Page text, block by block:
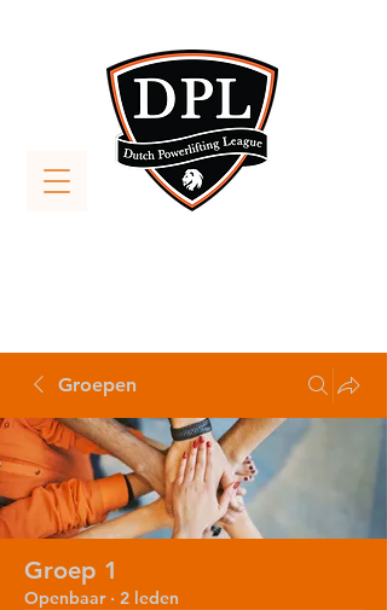
Groepen
Groep 1
Openbaar · 2 leden